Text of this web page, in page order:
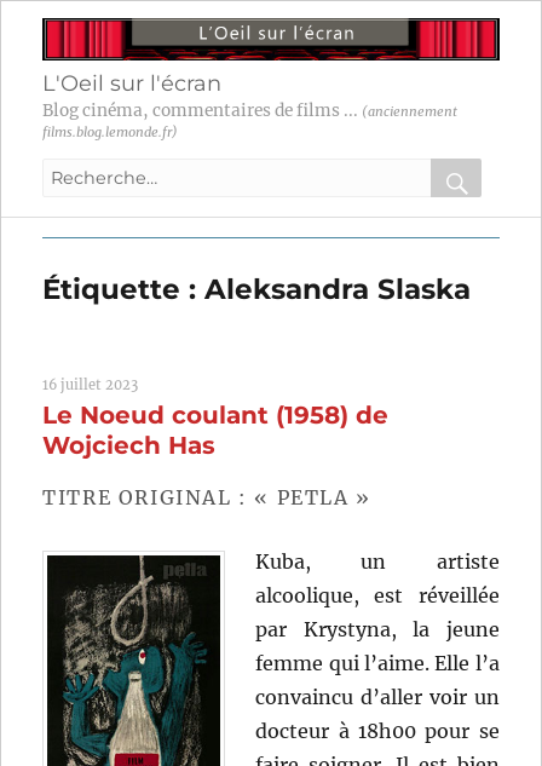
L'Oeil sur l'écran
Blog cinéma, commentaires de films ... (anciennement
films.blog.lemonde.fr)
Recherche
:
OK
Étiquette :Aleksandra Slaska
16 juillet 2023
Le Noeud coulant (1958) de
Wojciech Has
TITRE ORIGINAL : « PETLA »
Kuba, un artiste
alcoolique, est réveillée
par Krystyna, la jeune
femme qui l’aime. Elle l’a
convaincu d’aller voir un
docteur à 18h00 pour se